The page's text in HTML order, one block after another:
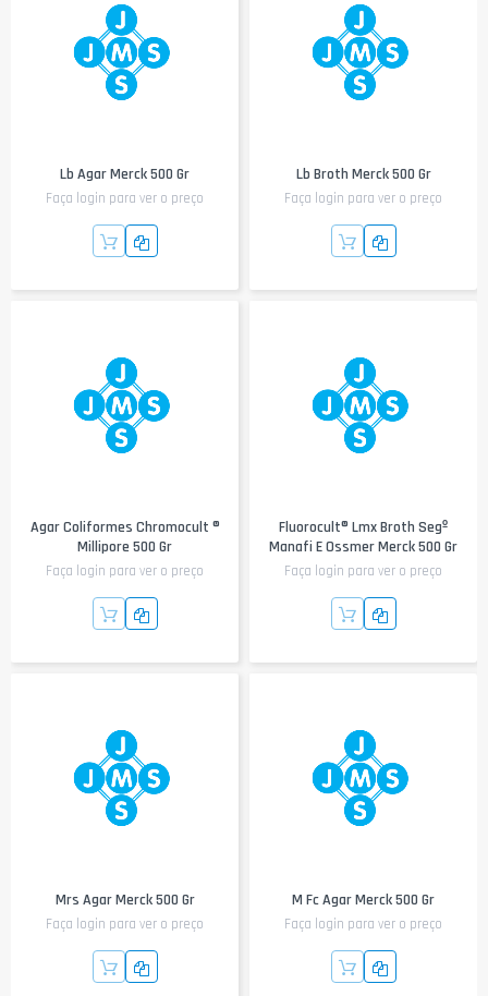
Lb Agar Merck 500 Gr
Faça login para ver o preço
Lb Broth Merck 500 Gr
Faça login para ver o preço
Agar Coliformes Chromocult ®
Millipore 500 Gr
Faça login para ver o preço
Fluorocult® Lmx Broth Segº
Manafi E Ossmer Merck 500 Gr
Faça login para ver o preço
Mrs Agar Merck 500 Gr
Faça login para ver o preço
M Fc Agar Merck 500 Gr
Faça login para ver o preço